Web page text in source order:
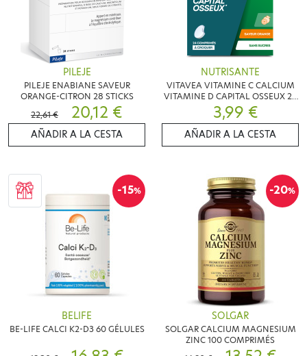
PILEJE
PILEJE ENABIANE SAVEUR
ORANGE-CITRON 28 STICKS
22,61 €
20,12 €
AÑADIR A LA CESTA
NUTRISANTE
VITAVEA VITAMINE C CALCIUM
VITAMINE D CAPITAL OSSEUX 24
COMPRIMES
3,99 €
AÑADIR A LA CESTA
-15%
BELIFE
BE-LIFE CALCI K2-D3 60 GÉLULES
-20%
SOLGAR
SOLGAR CALCIUM MAGNESIUM
ZINC 100 COMPRIMÉS